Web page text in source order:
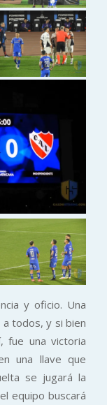
y oficio. Una
todos, y si bien
fue una victoria
una llave que
se jugará la
equipo buscará